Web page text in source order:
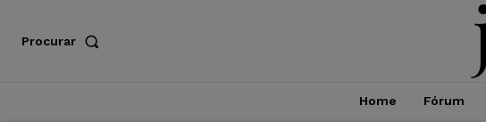
Procurar
Home Fórum